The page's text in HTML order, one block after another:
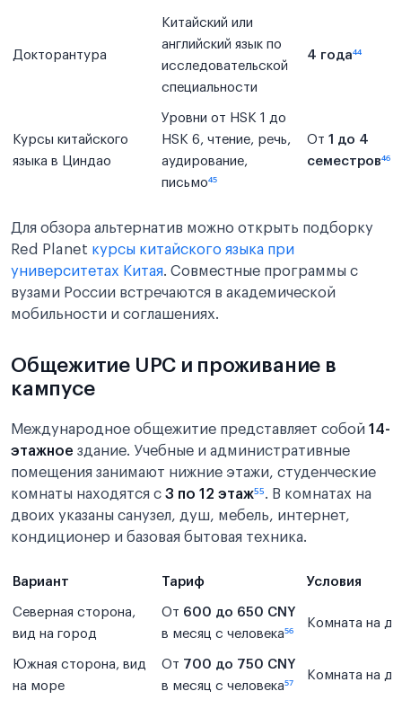
Докторантура
Китайский или
английский язык по
исследовательской
специальности
4 года⁴⁴
Курсы китайского
языка в Циндао
Уровни от HSK 1 до
HSK 6, чтение, речь,
аудирование,
письмо⁴⁵
От 1 до 4
семестров⁴⁶
Для обзора альтернатив можно открыть подборку
Red Planet курсы китайского языка при
университетах Китая. Совместные программы с
вузами России встречаются в академической
мобильности и соглашениях.
Общежитие UPC и проживание в
кампусе
Международное общежитие представляет собой 14-
этажное здание. Учебные и административные
помещения занимают нижние этажи, студенческие
комнаты находятся с 3 по 12 этаж⁵⁵. В комнатах на
двоих указаны санузел, душ, мебель, интернет,
кондиционер и базовая бытовая техника.
Вариант Тариф Условия
Северная сторона,
вид на город
От 600 до 650 CNY
в месяц с человека⁵⁶
Комната на
Южная сторона, вид
на море
От 700 до 750 CNY
в месяц с человека⁵⁷
Комната на